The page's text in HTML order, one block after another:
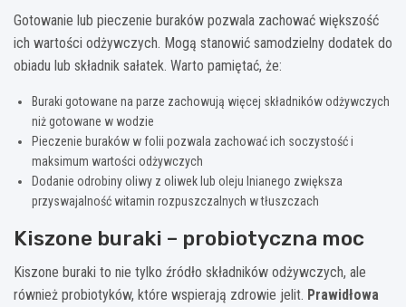
Gotowanie lub pieczenie buraków pozwala zachować większość
ich wartości odżywczych. Mogą stanowić samodzielny dodatek do
obiadu lub składnik sałatek. Warto pamiętać, że:
Buraki gotowane na parze zachowują więcej składników odżywczych
niż gotowane w wodzie
Pieczenie buraków w folii pozwala zachować ich soczystość i
maksimum wartości odżywczych
Dodanie odrobiny oliwy z oliwek lub oleju lnianego zwiększa
przyswajalność witamin rozpuszczalnych w tłuszczach
Kiszone buraki – probiotyczna moc
Kiszone buraki to nie tylko źródło składników odżywczych, ale
również probiotyków, które wspierają zdrowie jelit. Prawidłowa